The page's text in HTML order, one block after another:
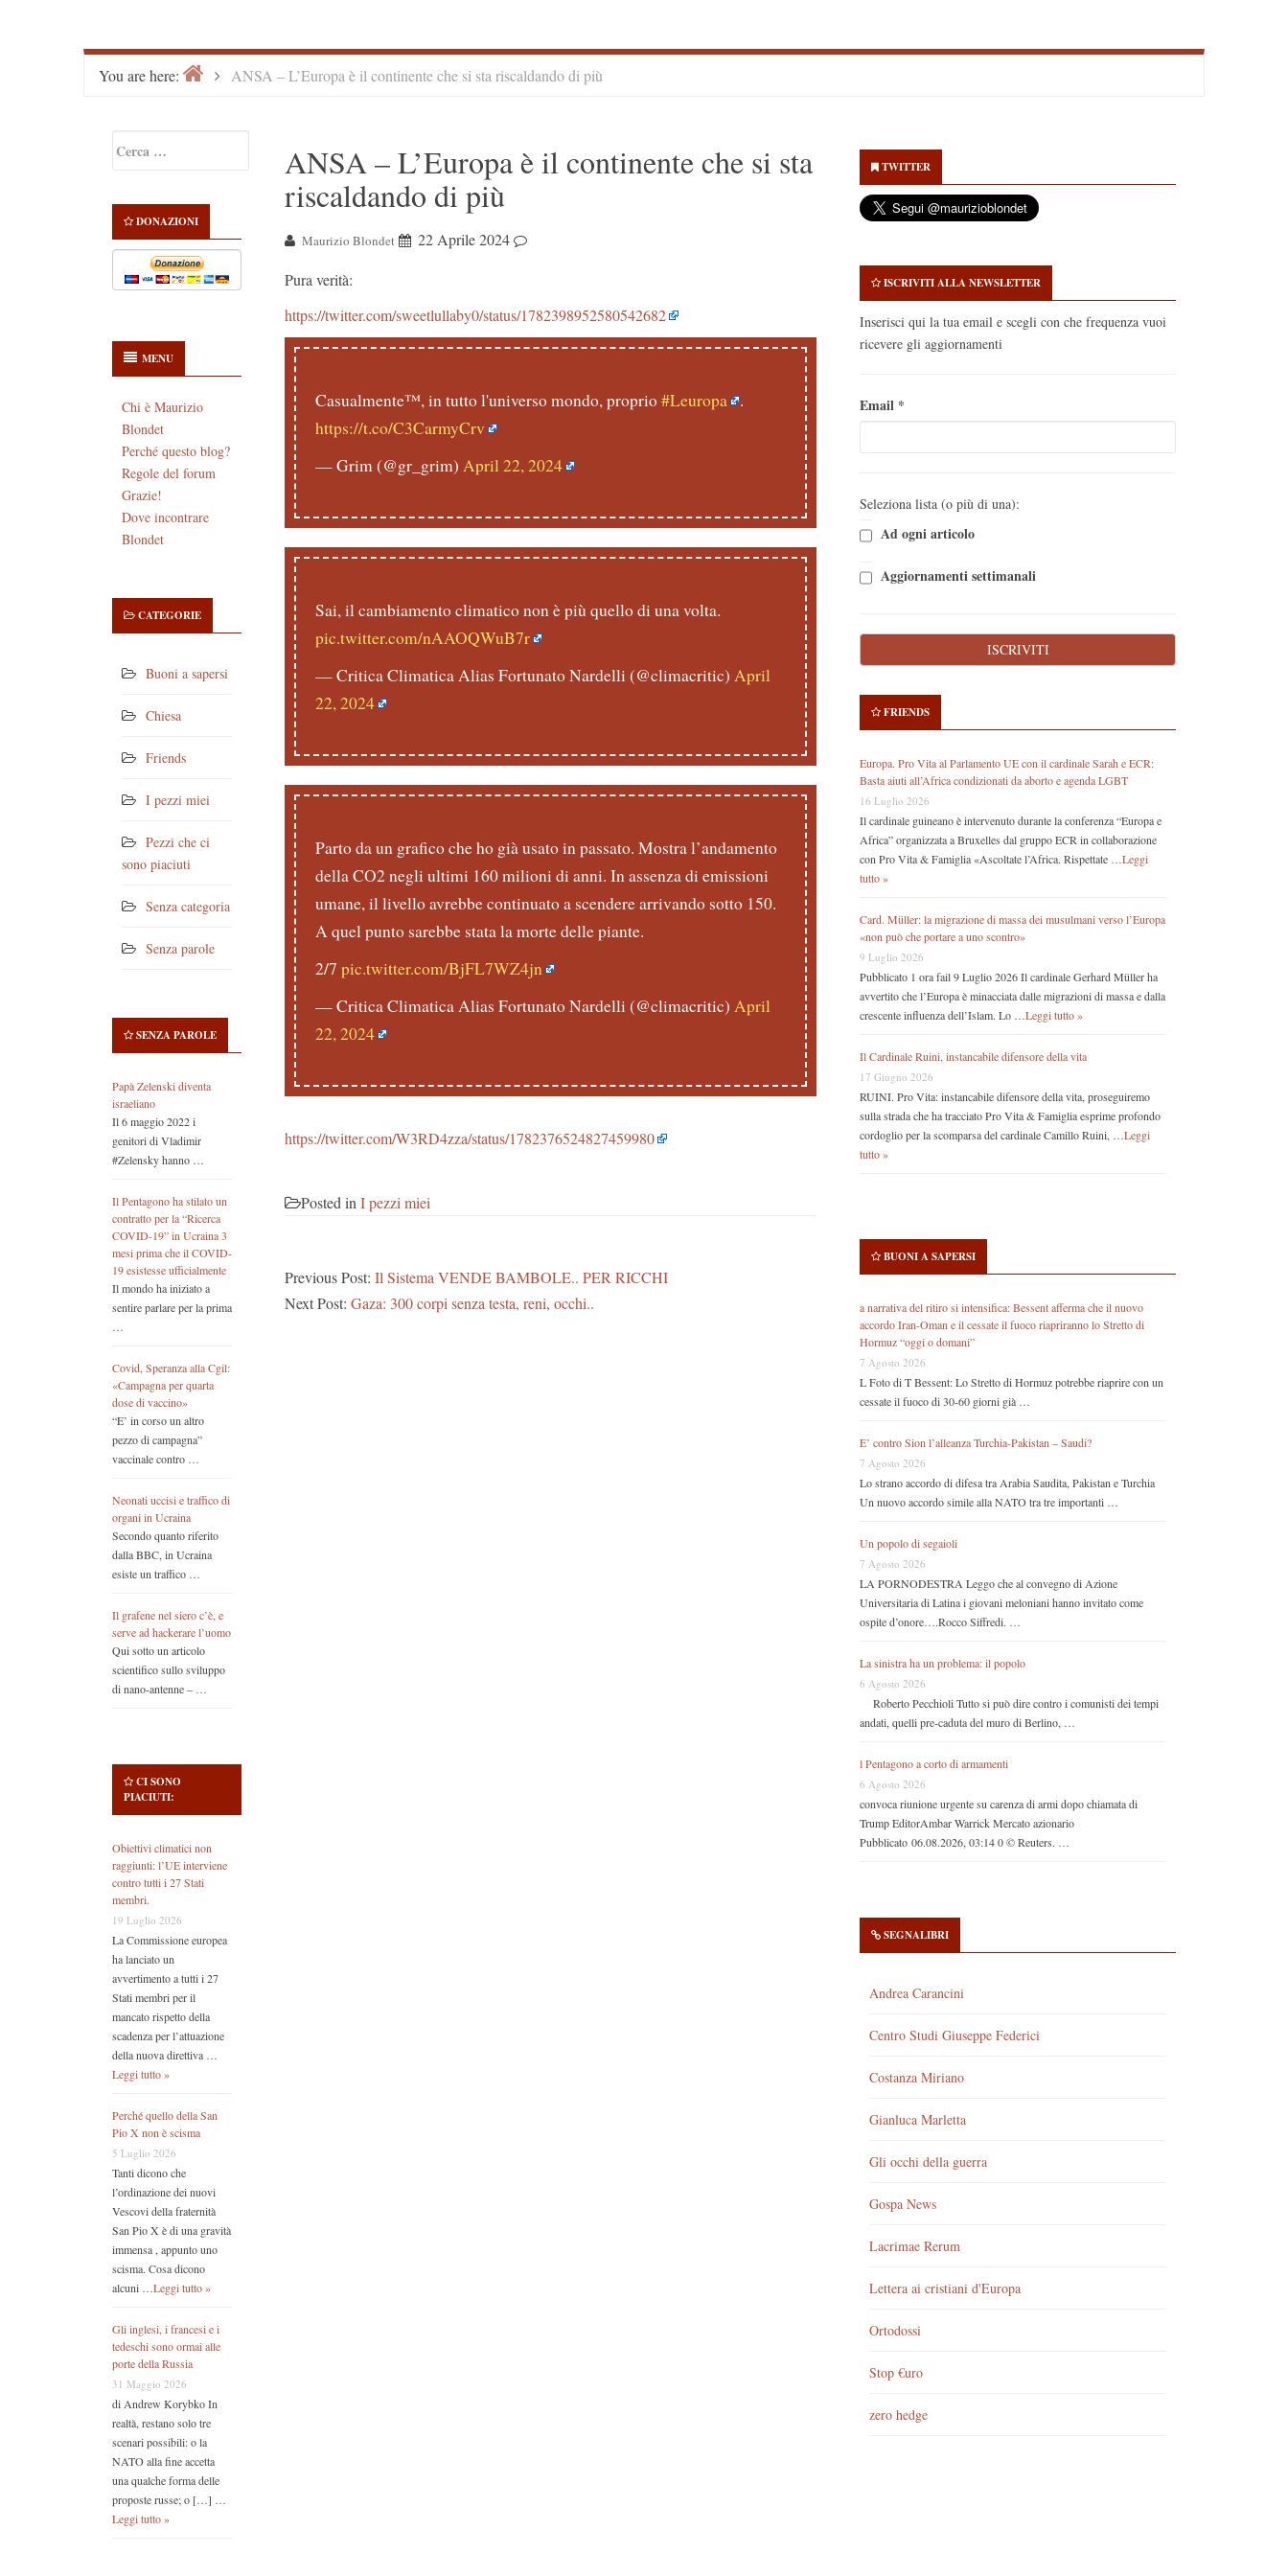
You are here: HomeANSA – L’Europa è il continente che si sta riscaldando di più
Sidebar
per:
DONAZIONI
MENU
Chi è Maurizio
Blondet
Perché questo blog?
Regole del forum
Grazie!
Dove incontrare
Blondet
CATEGORIE
Buoni a sapersi
Chiesa
Friends
I pezzi miei
Pezzi che ci
sono piaciuti
Senza categoria
Senza parole
SENZA PAROLE
Papà Zelenski diventa
israeliano
Il 6 maggio 2022 i
genitori di Vladimir
#Zelensky hanno …
Il Pentagono ha stilato un
contratto per la “Ricerca
COVID-19” in Ucraina 3
mesi prima che il COVID-
19 esistesse ufficialmente
Il mondo ha iniziato a
sentire parlare per la prima
…
Covid, Speranza alla Cgil:
«Campagna per quarta
dose di vaccino»
“E’ in corso un altro
pezzo di campagna”
vaccinale contro …
Neonati uccisi e traffico di
organi in Ucraina
Secondo quanto riferito
dalla BBC, in Ucraina
esiste un traffico …
Il grafene nel siero c’è, e
serve ad hackerare l’uomo
Qui sotto un articolo
scientifico sullo sviluppo
di nano-antenne – …
CI SONO
PIACIUTI:
Obiettivi climatici non
raggiunti: l’UE interviene
contro tutti i 27 Stati
membri.
19 Luglio 2026
La Commissione europea
ha lanciato un
avvertimento a tutti i 27
Stati membri per il
mancato rispetto della
scadenza per l’attuazione
della nuova direttiva …
Leggi tutto »
Perché quello della San
Pio X non è scisma
5 Luglio 2026
Tanti dicono che
l’ordinazione dei nuovi
Vescovi della fraternità
San Pio X è di una gravità
immensa , appunto uno
scisma. Cosa dicono
alcuni …Leggi tutto »
Gli inglesi, i francesi e i
tedeschi sono ormai alle
porte della Russia
31 Maggio 2026
di Andrew Korybko In
realtà, restano solo tre
scenari possibili: o la
NATO alla fine accetta
una qualche forma delle
proposte russe; o […] …
Leggi tutto »
ANSA – L’Europa è il continente che si sta
riscaldando di più
Maurizio Blondet
22 Aprile 2024
Pura verità:
https://twitter.com/sweetlullaby0/status/1782398952580542682
Casualmente™, in tutto l'universo mondo, proprio#Leuropa
.
https://t.co/C3CarmyCrv
— Grim (@gr_grim) April 22, 2024
Sai, il cambiamento climatico non è più quello di una volta.
pic.twitter.com/nAAOQWuB7r
— Critica Climatica Alias Fortunato Nardelli (@climacritic) April
22, 2024
Parto da un grafico che ho già usato in passato. Mostra l’andamento
della CO2 negli ultimi 160 milioni di anni. In assenza di emissioni
umane, il livello avrebbe continuato a scendere arrivando sotto 150.
A quel punto sarebbe stata la morte delle piante.
2/7 pic.twitter.com/BjFL7WZ4jn
— Critica Climatica Alias Fortunato Nardelli (@climacritic) April
22, 2024
https://twitter.com/W3RD4zza/status/1782376524827459980
Posted in I pezzi miei
Previous Post: Il Sistema VENDE BAMBOLE.. PER RICCHI
Next Post: Gaza: 300 corpi senza testa, reni, occhi..
Sidebar
TWITTER
ISCRIVITI ALLA NEWSLETTER
Inserisci qui la tua email e scegli con che frequenza vuoi
ricevere gli aggiornamenti
Email *
Seleziona lista (o più di una):
Ad ogni articolo
Aggiornamenti settimanali
FRIENDS
Europa. Pro Vita al Parlamento UE con il cardinale Sarah e ECR:
Basta aiuti all’Africa condizionati da aborto e agenda LGBT
16 Luglio 2026
Il cardinale guineano è intervenuto durante la conferenza “Europa e
Africa” organizzata a Bruxelles dal gruppo ECR in collaborazione
con Pro Vita & Famiglia «Ascoltate l’Africa. Rispettate … Leggi
tutto »
Card. Müller: la migrazione di massa dei musulmani verso l’Europa
«non può che portare a uno scontro»
9 Luglio 2026
Pubblicato 1 ora fail 9 Luglio 2026 Il cardinale Gerhard Müller ha
avvertito che l’Europa è minacciata dalle migrazioni di massa e dalla
crescente influenza dell’Islam. Lo … Leggi tutto »
Il Cardinale Ruini, instancabile difensore della vita
17 Giugno 2026
RUINI. Pro Vita: instancabile difensore della vita, proseguiremo
sulla strada che ha tracciato Pro Vita & Famiglia esprime profondo
cordoglio per la scomparsa del cardinale Camillo Ruini, … Leggi
tutto »
BUONI A SAPERSI
a narrativa del ritiro si intensifica: Bessent afferma che il nuovo
accordo Iran-Oman e il cessate il fuoco riapriranno lo Stretto di
Hormuz “oggi o domani”
7 Agosto 2026
L Foto di T Bessent: Lo Stretto di Hormuz potrebbe riaprire con un
cessate il fuoco di 30-60 giorni già …
E’ contro Sion l’alleanza Turchia-Pakistan – Saudi?
7 Agosto 2026
Lo strano accordo di difesa tra Arabia Saudita, Pakistan e Turchia
Un nuovo accordo simile alla NATO tra tre importanti …
Un popolo di segaioli
7 Agosto 2026
LA PORNODESTRA Leggo che al convegno di Azione
Universitaria di Latina i giovani meloniani hanno invitato come
ospite d’onore….Rocco Siffredi. …
La sinistra ha un problema: il popolo
6 Agosto 2026
Roberto Pecchioli Tutto si può dire contro i comunisti dei tempi
andati, quelli pre-caduta del muro di Berlino, …
l Pentagono a corto di armamenti
6 Agosto 2026
convoca riunione urgente su carenza di armi dopo chiamata di
Trump EditorAmbar Warrick Mercato azionario
Pubblicato 06.08.2026, 03:14 0 © Reuters. …
SEGNALIBRI
Andrea Carancini
Centro Studi Giuseppe Federici
Costanza Miriano
Gianluca Marletta
Gli occhi della guerra
Gospa News
Lacrimae Rerum
Lettera ai cristiani d'Europa
Ortodossi
Stop €uro
zero hedge